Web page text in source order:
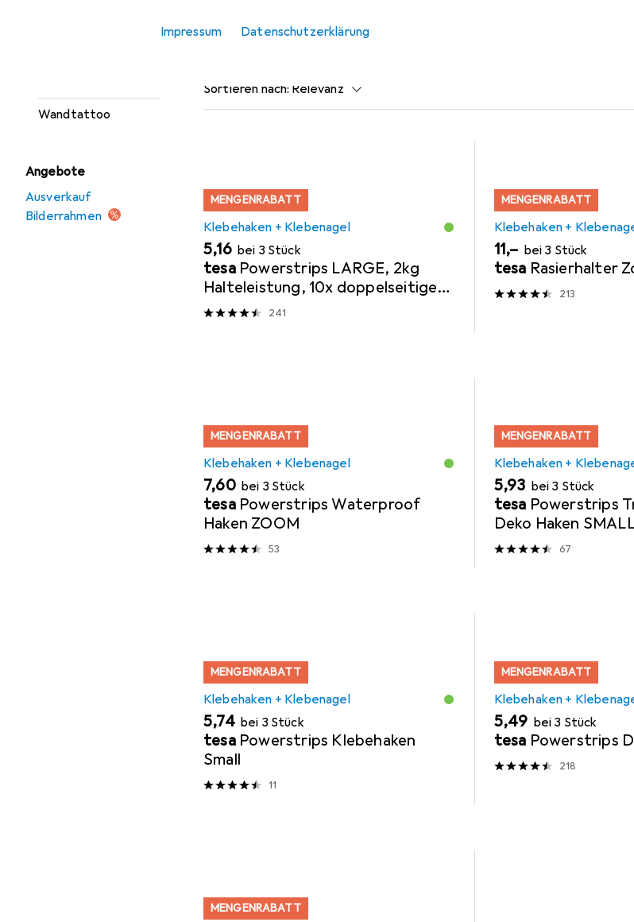
Impressum Datenschutzerklärung
Wandtattoo
Angebote
Ausverkauf
Bilderrahmen
Klebehaken + Klebenagel
Sortieren nach: Relevanz
MENGENRABATT
Klebehaken + Klebenagel
EUR
5,16 bei 3 Stück
tesa Powerstrips LARGE, 2kg
Halteleistung, 10x doppelseitige
Klebestreifen
241
MENGENRABATT
Klebehaken +
EUR
11,– bei 3 Stück
tesa Rasierhalter
213
MENGENRABATT
Klebehaken + Klebenagel
EUR
7,60 bei 3 Stück
tesa Powerstrips Waterproof
Haken ZOOM
53
MENGENRABATT
Klebehaken +
EUR
5,93 bei 3 Stück
tesa Powerstrips
Deko Haken
67
MENGENRABATT
Klebehaken + Klebenagel
EUR
5,74 bei 3 Stück
tesa Powerstrips Klebehaken
Small
11
MENGENRABATT
Klebehaken +
EUR
5,49 bei 3 Stück
tesa Powerstrips
218
MENGENRABATT